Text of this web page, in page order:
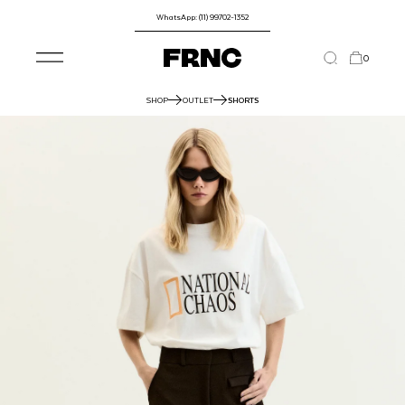
WhatsApp: (11) 99702-1352
0
SHOP OUTLET SHORTS